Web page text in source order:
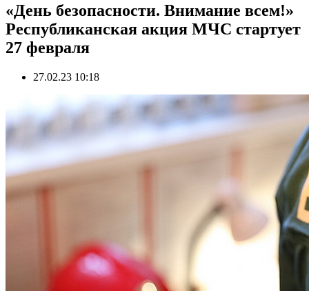
«День безопасности. Внимание всем!»
Республиканская акция МЧС стартует
27 февраля
27.02.23 10:18